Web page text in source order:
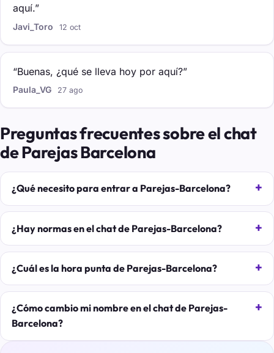
aquí.”
Javi_Toro 12 oct
“Buenas, ¿qué se lleva hoy por aquí?”
Paula_VG 27 ago
Preguntas frecuentes sobre el chat
de Parejas Barcelona
¿Qué necesito para entrar a Parejas-Barcelona?
¿Hay normas en el chat de Parejas-Barcelona?
¿Cuál es la hora punta de Parejas-Barcelona?
¿Cómo cambio mi nombre en el chat de Parejas-
Barcelona?